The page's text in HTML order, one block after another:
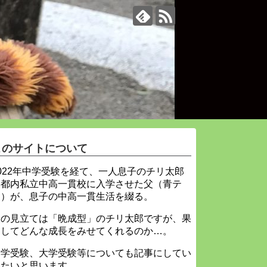
サイトについて
年中学受験を経て、一人息子のチリ太郎
内私立中高一貫校に入学させた父（青テ
が、息子の中高一貫生活を綴る。
見立ては「晩成型」のチリ太郎ですが、果
てどんな成長をみせてくれるのか…。
受験、大学受験等についても記事にしてい